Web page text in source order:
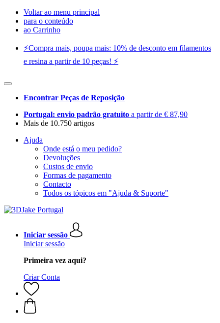
Voltar ao menu principal
para o conteúdo
ao Carrinho
⚡️Compra mais, poupa mais: 10% de desconto em filamentos
e resina a partir de 10 peças! ⚡️
Encontrar Peças de Reposição
Portugal: envio padrão gratuito a partir de € 87,90
Mais de 10.750 artigos
Ajuda
Onde está o meu pedido?
Devoluções
Custos de envio
Formas de pagamento
Contacto
Todos os tópicos em "Ajuda & Suporte"
Iniciar sessão
Iniciar sessão
Primeira vez aqui?
Criar Conta